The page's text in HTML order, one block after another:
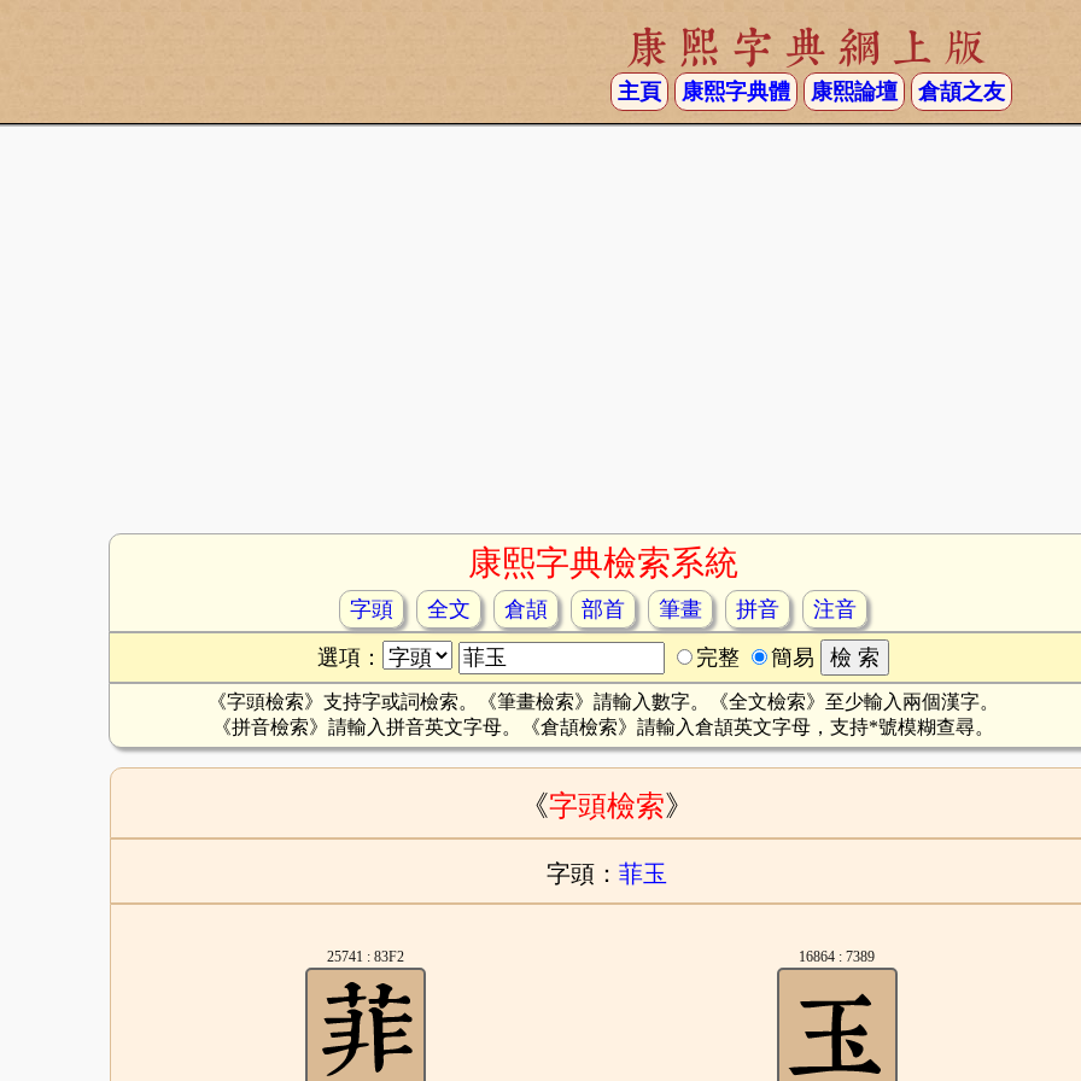
康熙字典網上版
主頁 康熙字典體 康熙論壇 倉頡之友
康熙字典檢索系統
字頭 全文 倉頡 部首 筆畫 拼音
注音
選項：
完整 簡易
《字頭檢索》支持字或詞檢索。《筆畫檢索》請輸入數字。《全文檢索》至少輸入兩個漢字。
《拼音檢索》請輸入拼音英文字母。《倉頡檢索》請輸入倉頡英文字母，支持*號模糊查尋。
《字頭檢索》
字頭： 菲玉
25741 : 83F2 16864 : 7389